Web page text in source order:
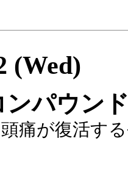
(Wed)
ンパウン
痛が復活す